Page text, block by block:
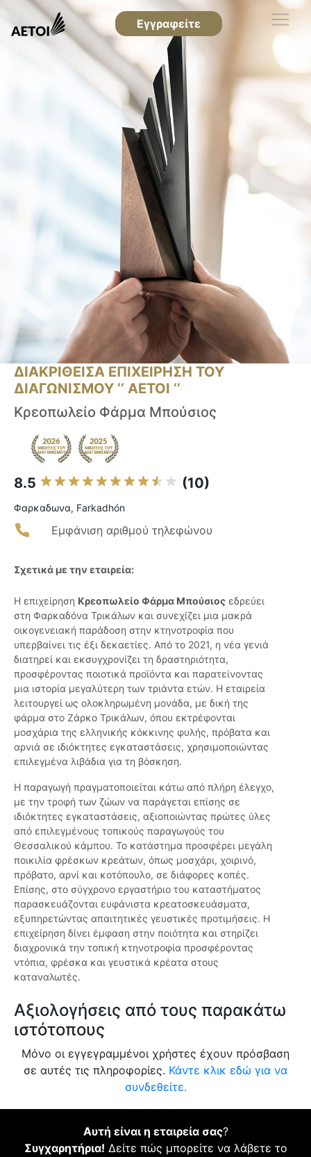
Εγγραφείτε
ΔΙΑΚΡΙΘΕΙΣΑ ΕΠΙΧΕΙΡΗΣΗ ΤΟΥ
ΔΙΑΓΩΝΙΣΜΟΥ ‘’ ΑΕΤΟΙ ‘’
Κρεοπωλείο Φάρμα Μπούσιος
8.5 (10)
Φαρκαδωνα, Farkadhón
Εμφάνιση αριθμού τηλεφώνου
Σχετικά με την εταιρεία:
Η επιχείρηση Κρεοπωλείο Φάρμα Μπούσιος εδρεύει
στη Φαρκαδόνα Τρικάλων και συνεχίζει μια μακρά
οικογενειακή παράδοση στην κτηνοτροφία που
υπερβαίνει τις έξι δεκαετίες. Από το 2021, η νέα γενιά
διατηρεί και εκσυγχρονίζει τη δραστηριότητα,
προσφέροντας ποιοτικά προϊόντα και παρατείνοντας
μια ιστορία μεγαλύτερη των τριάντα ετών. Η εταιρεία
λειτουργεί ως ολοκληρωμένη μονάδα, με δική της
φάρμα στο Ζάρκο Τρικάλων, όπου εκτρέφονται
μοσχάρια της ελληνικής κόκκινης φυλής, πρόβατα και
αρνιά σε ιδιόκτητες εγκαταστάσεις, χρησιμοποιώντας
επιλεγμένα λιβάδια για τη βόσκηση.
Η παραγωγή πραγματοποιείται κάτω από πλήρη έλεγχο,
με την τροφή των ζώων να παράγεται επίσης σε
ιδιόκτητες εγκαταστάσεις, αξιοποιώντας πρώτες ύλες
από επιλεγμένους τοπικούς παραγωγούς του
Θεσσαλικού κάμπου. Το κατάστημα προσφέρει μεγάλη
ποικιλία φρέσκων κρεάτων, όπως μοσχάρι, χοιρινό,
πρόβατο, αρνί και κοτόπουλο, σε διάφορες κοπές.
Επίσης, στο σύγχρονο εργαστήριο του καταστήματος
παρασκευάζονται ευφάνιστα κρεατοσκευάσματα,
εξυπηρετώντας απαιτητικές γευστικές προτιμήσεις. Η
επιχείρηση δίνει έμφαση στην ποιότητα και στηρίζει
διαχρονικά την τοπική κτηνοτροφία προσφέροντας
ντόπια, φρέσκα και γευστικά κρέατα στους
καταναλωτές.
Αξιολογήσεις από τους παρακάτω
ιστότοπους
Μόνο οι εγγεγραμμένοι χρήστες έχουν πρόσβαση
σε αυτές τις πληροφορίες. Κάντε κλικ εδώ για να
συνδεθείτε.
Αυτή είναι η εταιρεία σας?
Συγχαρητήρια! Δείτε πώς μπορείτε να λάβετε το